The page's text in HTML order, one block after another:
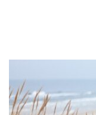
wpisu